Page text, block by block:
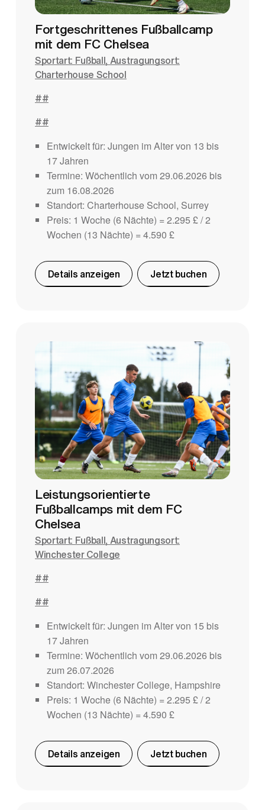
Fortgeschrittenes Fußballcamp
mit dem FC Chelsea
Sportart: Fußball, Austragungsort:
Charterhouse School
##
##
Entwickelt für: Jungen im Alter von 13 bis
17 Jahren
Termine: Wöchentlich vom 29.06.2026 bis
zum 16.08.2026
Standort: Charterhouse School, Surrey
Preis: 1 Woche (6 Nächte) = 2.295 £ / 2
Wochen (13 Nächte) = 4.590 £
Details anzeigen Jetzt buchen
Leistungsorientierte
Fußballcamps mit dem FC
Chelsea
Sportart: Fußball, Austragungsort:
Winchester College
##
##
Entwickelt für: Jungen im Alter von 15 bis
17 Jahren
Termine: Wöchentlich vom 29.06.2026 bis
zum 26.07.2026
Standort: Winchester College, Hampshire
Preis: 1 Woche (6 Nächte) = 2.295 £ / 2
Wochen (13 Nächte) = 4.590 £
Details anzeigen Jetzt buchen